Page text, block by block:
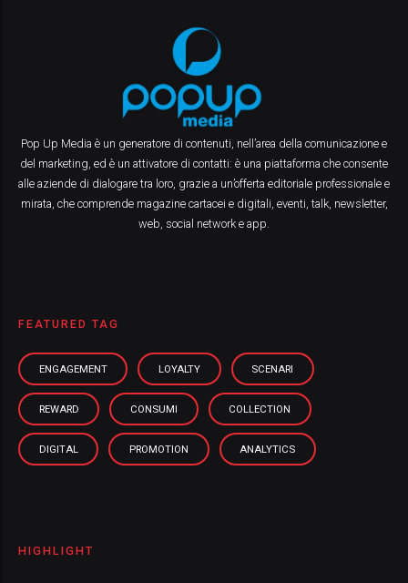
Pop Up Media è un generatore di contenuti, nell’area della comunicazione e
del marketing, ed è un attivatore di contatti: è una piattaforma che consente
alle aziende di dialogare tra loro, grazie a un’offerta editoriale professionale e
mirata, che comprende magazine cartacei e digitali, eventi, talk, newsletter,
web, social network e app.
FEATURED TAG
ENGAGEMENT LOYALTY SCENARI
REWARD CONSUMI COLLECTION
DIGITAL PROMOTION ANALYTICS
HIGHLIGHT